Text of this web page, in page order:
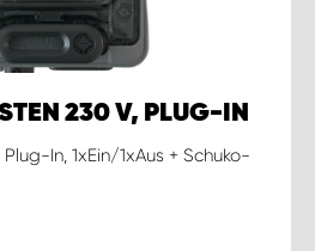
230 V, PLUG-IN
In, 1xEin/1xAus + Schuko-